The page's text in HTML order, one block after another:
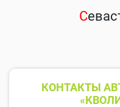
С
КОНТАКТЫ